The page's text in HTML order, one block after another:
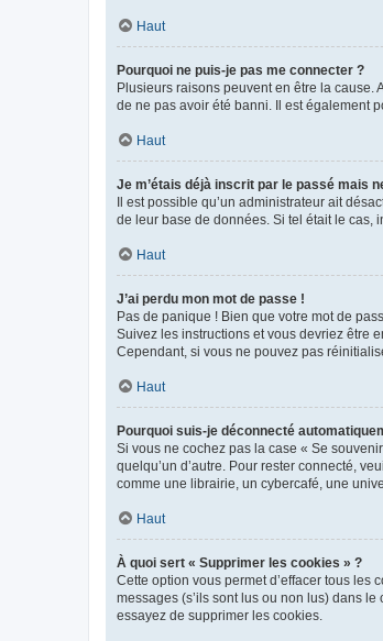
Haut
Pourquoi ne puis-je pas me connecter ?
Plusieurs raisons peuvent en être la cause.
de ne pas avoir été banni. Il est également
Haut
Je m’étais déjà inscrit par le passé mais
Il est possible qu’un administrateur ait
de leur base de données. Si tel était le cas,
Haut
J’ai perdu mon mot de passe !
Pas de panique ! Bien que votre mot de
Suivez les instructions et vous devriez être
Cependant, si vous ne pouvez pas
Haut
Pourquoi suis-je déconnecté
Si vous ne cochez pas la case « Se
quelqu’un d’autre. Pour rester connecté,
comme une librairie, un cybercafé, une
Haut
À quoi sert « Supprimer les cookies » ?
Cette option vous permet d’effacer tous les
messages (s’ils sont lus ou non lus) dans
essayez de supprimer les cookies.